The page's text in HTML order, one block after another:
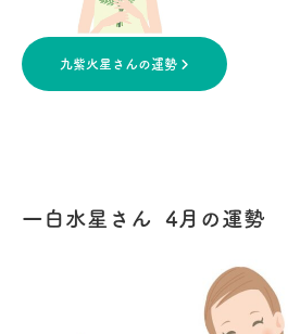
九紫火星さんの運勢
一白水星さん 4月の運勢